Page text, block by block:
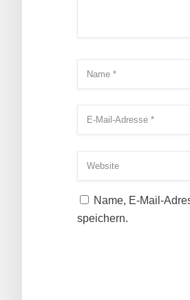
Name, E-Mail-
speichern.